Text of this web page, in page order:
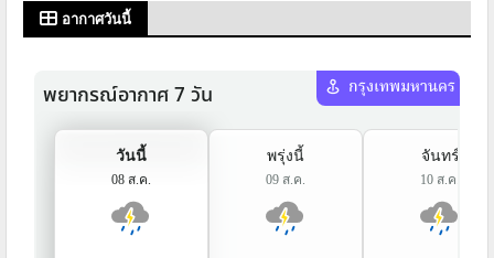
อากาศวันนี้